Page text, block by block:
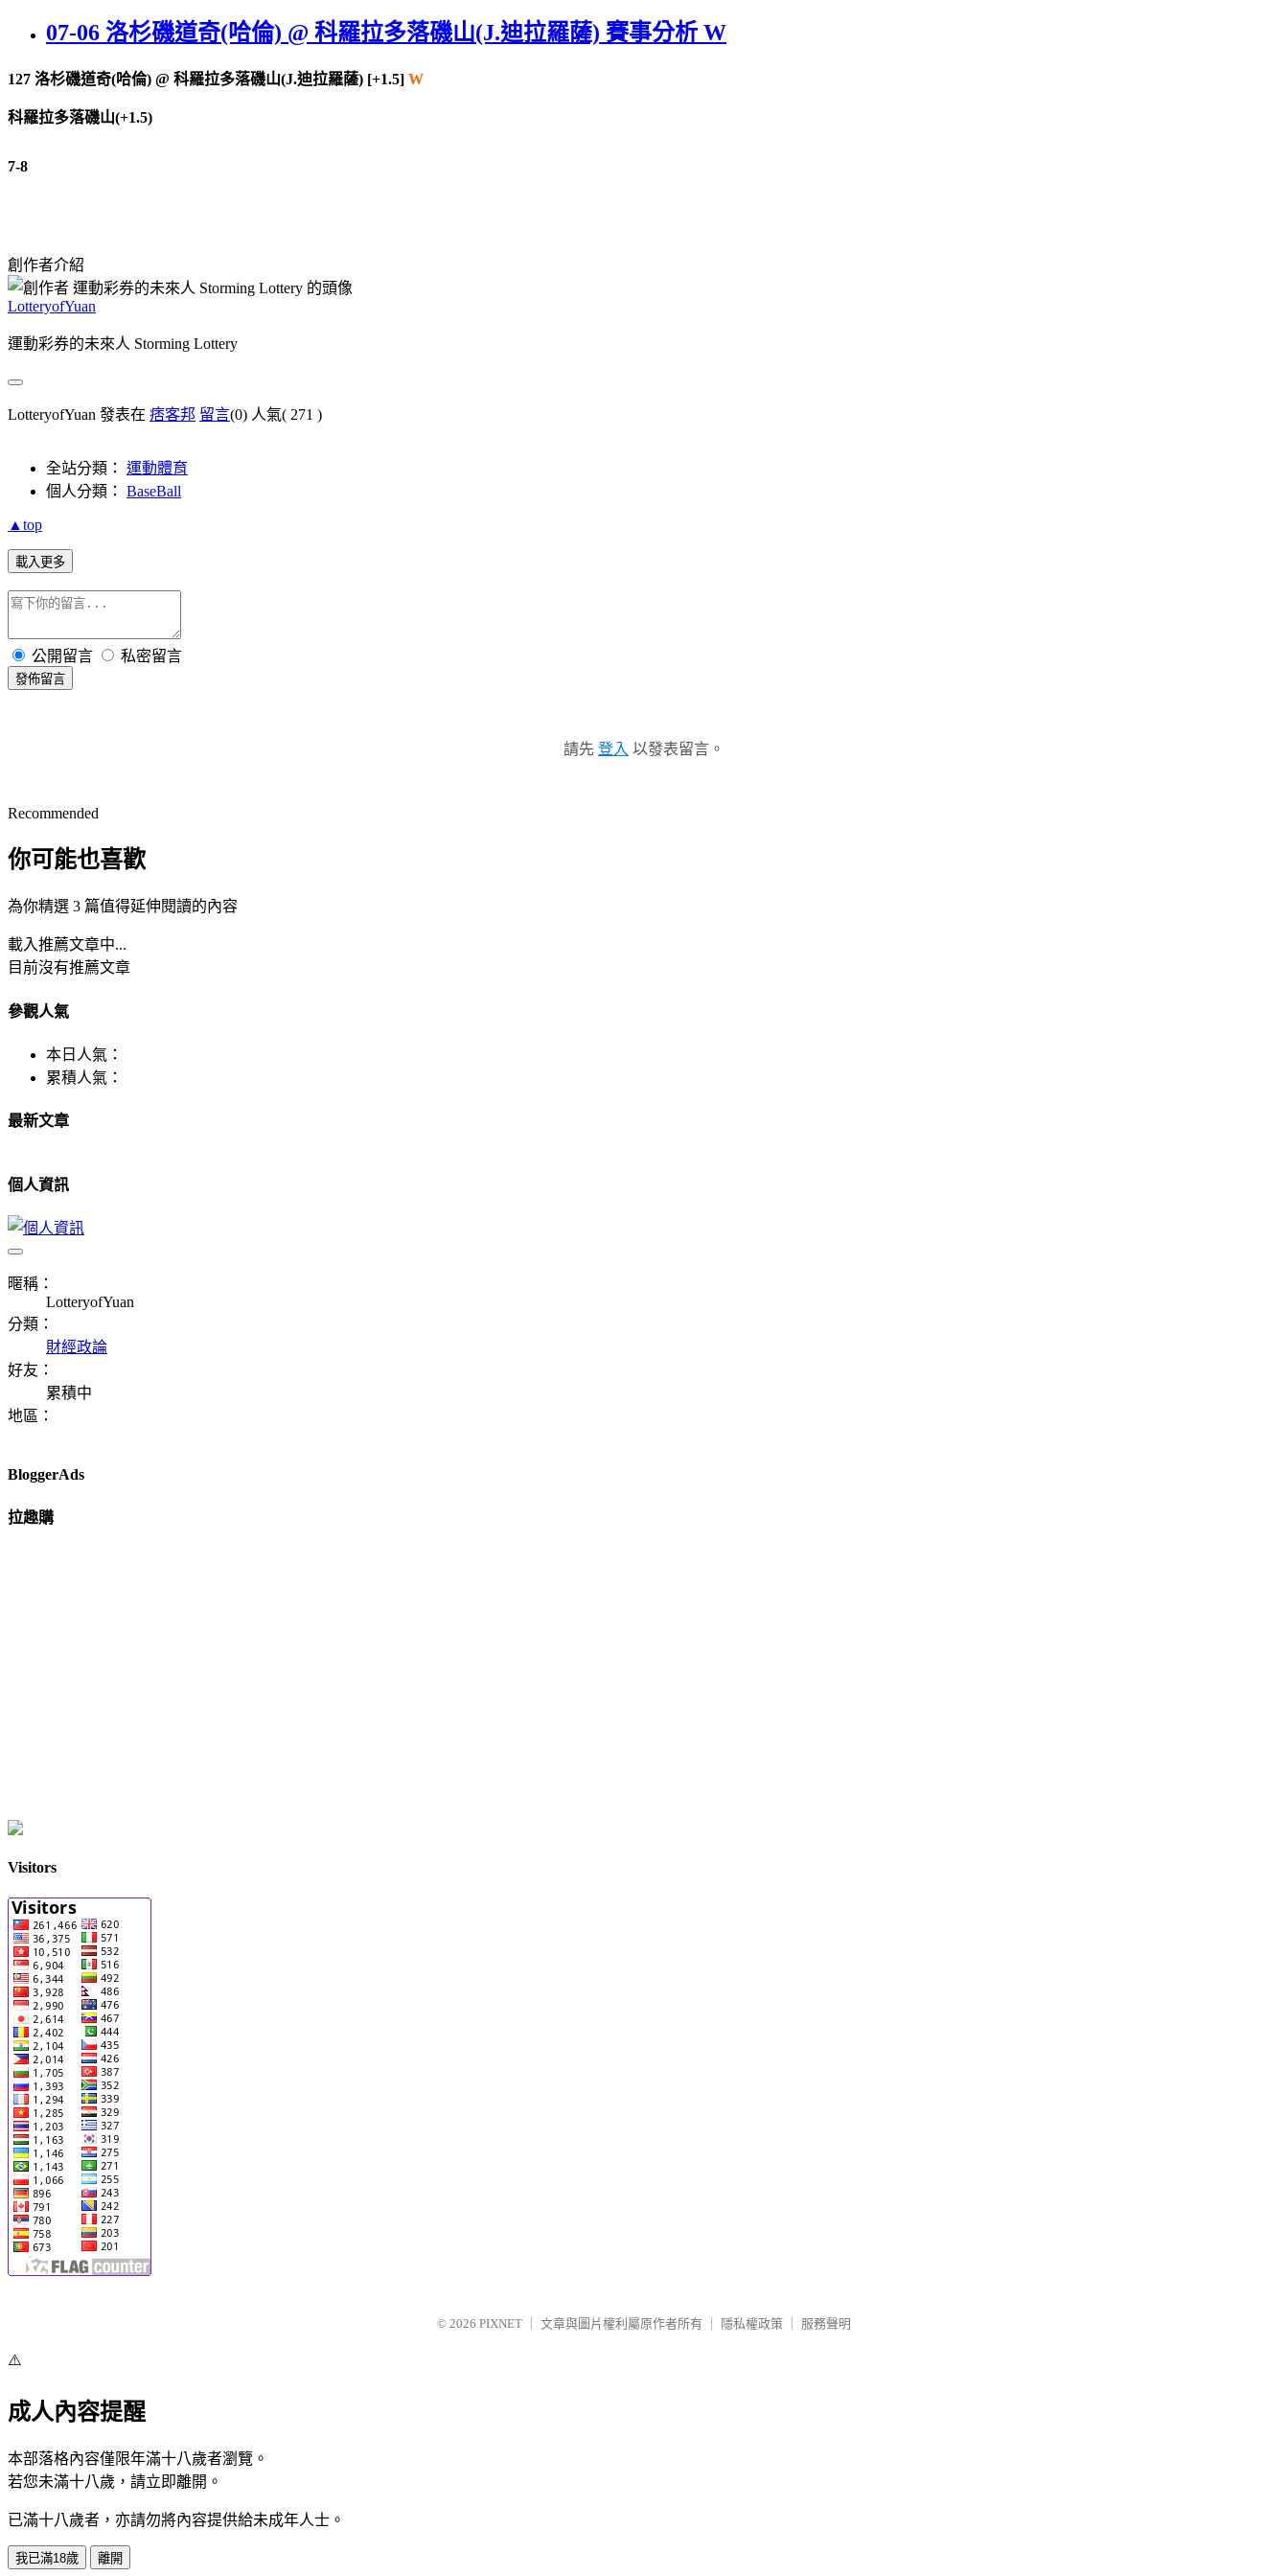
07-06 洛杉磯道奇(哈倫) @ 科羅拉多落磯山(J.迪拉羅薩) 賽事分析 W
127 洛杉磯道奇(哈倫) @ 科羅拉多落磯山(J.迪拉羅薩) [+1.5] W
科羅拉多落磯山(+1.5)
7-8
創作者介紹
LotteryofYuan
運動彩券的未來人 Storming Lottery
LotteryofYuan 發表在 痞客邦 留言(0) 人氣( 271 )
全站分類： 運動體育
個人分類： BaseBall
▲top
載入更多
公開留言 私密留言
發佈留言
請先 登入 以發表留言。
Recommended
你可能也喜歡
為你精選 3 篇值得延伸閱讀的內容
載入推薦文章中...
目前沒有推薦文章
參觀人氣
本日人氣：
累積人氣：
最新文章
個人資訊
暱稱：
LotteryofYuan
分類：
財經政論
好友：
累積中
地區：
BloggerAds
拉趣購
Visitors
© 2026 PIXNET 文章與圖片權利屬原作者所有 隱私權政策 服務聲明
⚠️
成人內容提醒
本部落格內容僅限年滿十八歲者瀏覽。
若您未滿十八歲，請立即離開。
已滿十八歲者，亦請勿將內容提供給未成年人士。
我已滿18歲 離開